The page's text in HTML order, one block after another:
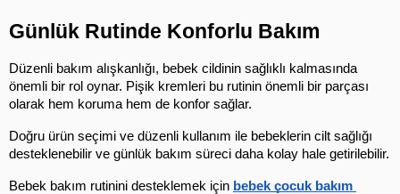
Günlük Rutinde Konforlu Bakım
Düzenli bakım alışkanlığı, bebek cildinin sağlıklı kalmasında
önemli bir rol oynar. Pişik kremleri bu rutinin önemli bir parçası
olarak hem koruma hem de konfor sağlar.
Doğru ürün seçimi ve düzenli kullanım ile bebeklerin cilt sağlığı
desteklenebilir ve günlük bakım süreci daha kolay hale getirilebilir.
Bebek bakım rutinini desteklemek için bebek çocuk bakım